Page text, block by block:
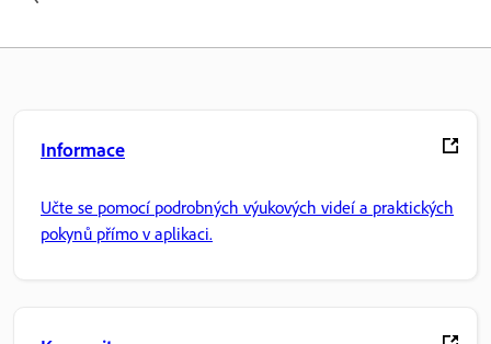
Informace
Učte se pomocí podrobných výukových videí a praktických
pokynů přímo v aplikaci.